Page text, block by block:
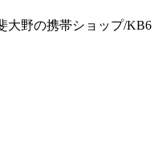
大野の携帯ショップ/KB6